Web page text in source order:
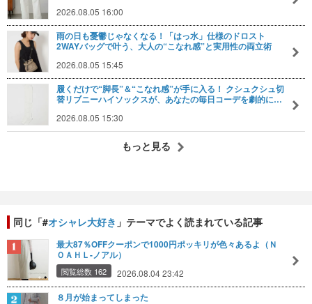
2026.08.05 16:00
雨の日も憂鬱じゃなくなる！「はっ水」仕様のドロスト
2WAYバッグで叶う、大人の“こなれ感”と実用性の両立術
2026.08.05 15:45
履くだけで“脚長”＆“こなれ感”が手に入る！ クシュクシュ切
替リブニーハイソックスが、あなたの毎日コーデを劇的に…
2026.08.05 15:30
もっと見る
同じ「#オシャレ大好き 」テーマでよく読まれている記事
最大87％OFFクーポンで1000円ポッキリが色々あるよ（Ｎ
ＯＡＨＬ-ノアル）
閲覧総数 162 2026.08.04 23:42
８月が始まってしまった